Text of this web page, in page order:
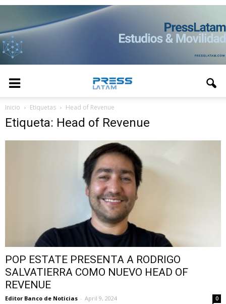
Inicio Etiquetas Head of Revenue
Etiqueta: Head of Revenue
POP ESTATE PRESENTA A RODRIGO
SALVATIERRA COMO NUEVO HEAD OF
REVENUE
Editor Banco de Noticias - April 9, 2024 0